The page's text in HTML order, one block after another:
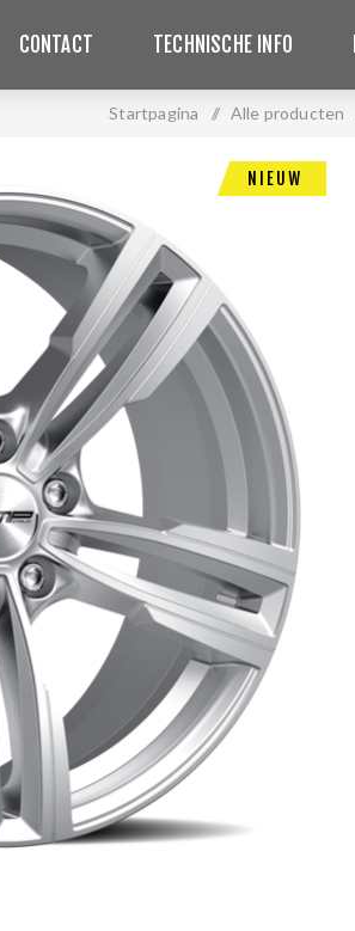
CONTACT TECHNISCHE INFO
Startpagina / Alle producten
NIEUW